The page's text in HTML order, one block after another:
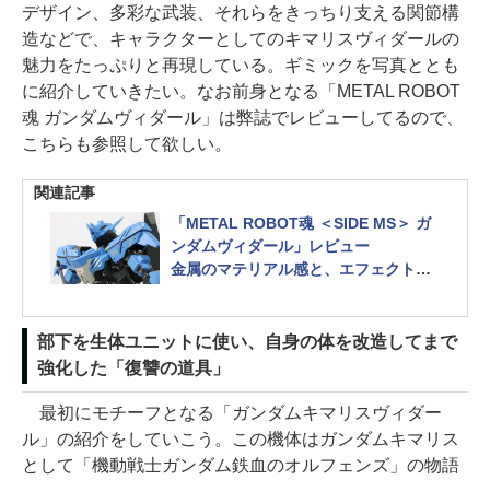
デザイン、多彩な武装、それらをきっちり支える関節構
造などで、キャラクターとしてのキマリスヴィダールの
魅力をたっぷりと再現している。ギミックを写真ととも
に紹介していきたい。なお前身となる「METAL ROBOT
魂 ガンダムヴィダール」は弊誌でレビューしてるので、
こちらも参照して欲しい。
関連記事
「METAL ROBOT魂 ＜SIDE MS＞ ガ
ンダムヴィダール」レビュー
金属のマテリアル感と、エフェクトパ
部下を生体ユニットに使い、自身の体を改造してまで
強化した「復讐の道具」
最初にモチーフとなる「ガンダムキマリスヴィダー
ル」の紹介をしていこう。この機体はガンダムキマリス
として「機動戦士ガンダム鉄血のオルフェンズ」の物語